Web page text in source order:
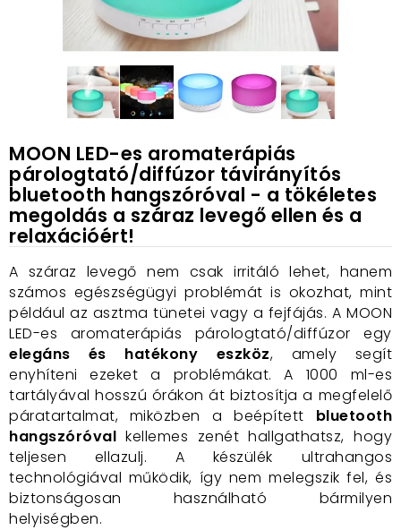
MOON LED-es aromaterápiás
párologtató/diffúzor távirányítós
bluetooth hangszóróval - a tökéletes
megoldás a száraz levegő ellen és a
relaxációért!
A száraz levegő nem csak irritáló lehet, hanem
számos egészségügyi problémát is okozhat, mint
például az asztma tünetei vagy a fejfájás. A MOON
LED-es aromaterápiás párologtató/diffúzor egy
elegáns és hatékony eszköz, amely segít
enyhíteni ezeket a problémákat. A 1000 ml-es
tartályával hosszú órákon át biztosítja a megfelelő
páratartalmat, miközben a beépített bluetooth
hangszóróval kellemes zenét hallgathatsz, hogy
teljesen ellazulj. A készülék ultrahangos
technológiával működik, így nem melegszik fel, és
biztonságosan használható bármilyen
helyiségben.